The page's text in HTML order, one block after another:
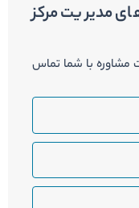
مدیریت مرکز
مشاوره با شما تماس